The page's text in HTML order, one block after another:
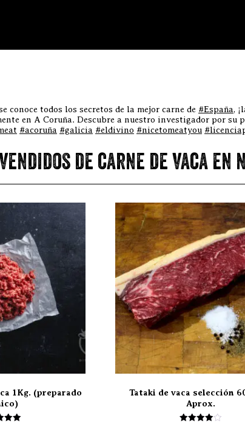
conoce todos los secretos de la mejor carne de #España,
en A Coruña. Descubre a nuestro investigador por su
#acoruña #galicia #eldivino #nicetomeatyou
de carne de vaca
1Kg. (preparado
Tataki de vaca selección
Aprox.